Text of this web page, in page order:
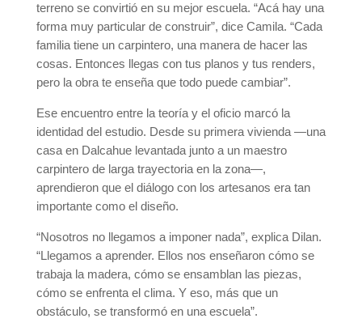
terreno se convirtió en su mejor escuela. “Acá hay una
forma muy particular de construir”, dice Camila. “Cada
familia tiene un carpintero, una manera de hacer las
cosas. Entonces llegas con tus planos y tus renders,
pero la obra te enseña que todo puede cambiar”.
Ese encuentro entre la teoría y el oficio marcó la
identidad del estudio. Desde su primera vivienda —una
casa en Dalcahue levantada junto a un maestro
carpintero de larga trayectoria en la zona—,
aprendieron que el diálogo con los artesanos era tan
importante como el diseño.
“Nosotros no llegamos a imponer nada”, explica Dilan.
“Llegamos a aprender. Ellos nos enseñaron cómo se
trabaja la madera, cómo se ensamblan las piezas,
cómo se enfrenta el clima. Y eso, más que un
obstáculo, se transformó en una escuela”.